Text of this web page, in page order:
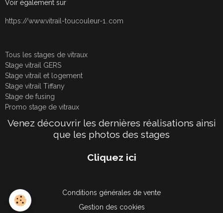
Voir également sur
https://www.vitrail-toucouleur-1..com
Tous les stages de vitraux
Stage vitrail GERS
Stage vitrail et logement
Stage vitrail Tiffany
Stage de fusing
Promo stage de vitraux
Venez découvrir les dernières réalisations ainsi
que les photos des stages
Cliquez ici
Conditions générales de vente
Gestion des cookies